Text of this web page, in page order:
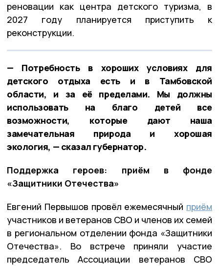
реновации как центра детского туризма, в
2027 году планируется приступить к
реконструкции.
— Потребность в хороших условиях для
детского отдыха есть и в Тамбовской
области, и за её пределами. Мы должны
использовать на благо детей все
возможности, которые дают наша
замечательная природа и хорошая
экология, — сказал губернатор.
Поддержка героев: приём в фонде
«Защитники Отечества»
Евгений Первышов провёл ежемесячный приём
участников и ветеранов СВО и членов их семей
в региональном отделении фонда «Защитники
Отечества». Во встрече приняли участие
председатель Ассоциации ветеранов СВО